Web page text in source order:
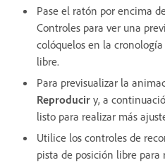
Pase el ratón por encima
Controles para ver una
colóquelos en la
libre.
Para previsualizar la
Reproducir y, a
listo para realizar más
Utilice los controles de
pista de posición libre